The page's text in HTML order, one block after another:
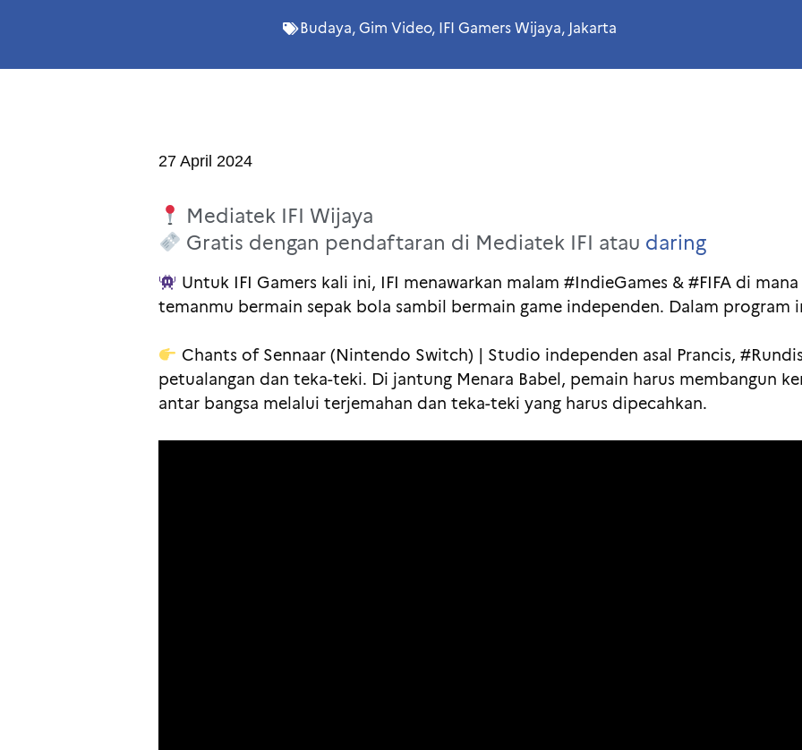
Budaya, Gim Video, IFI Gamers Wijaya, Jakarta
27 April 2024
Mediatek IFI Wijaya
Gratis dengan pendaftaran di Mediatek IFI atau daring
Untuk IFI Gamers kali ini, IFI menawarkan malam #IndieGames & #FIFA di
temanmu bermain sepak bola sambil bermain game independen. Dalam program
Chants of Sennaar (Nintendo Switch) | Studio independen asal Prancis,
petualangan dan teka-teki. Di jantung Menara Babel, pemain harus membangun
antar bangsa melalui terjemahan dan teka-teki yang harus dipecahkan.